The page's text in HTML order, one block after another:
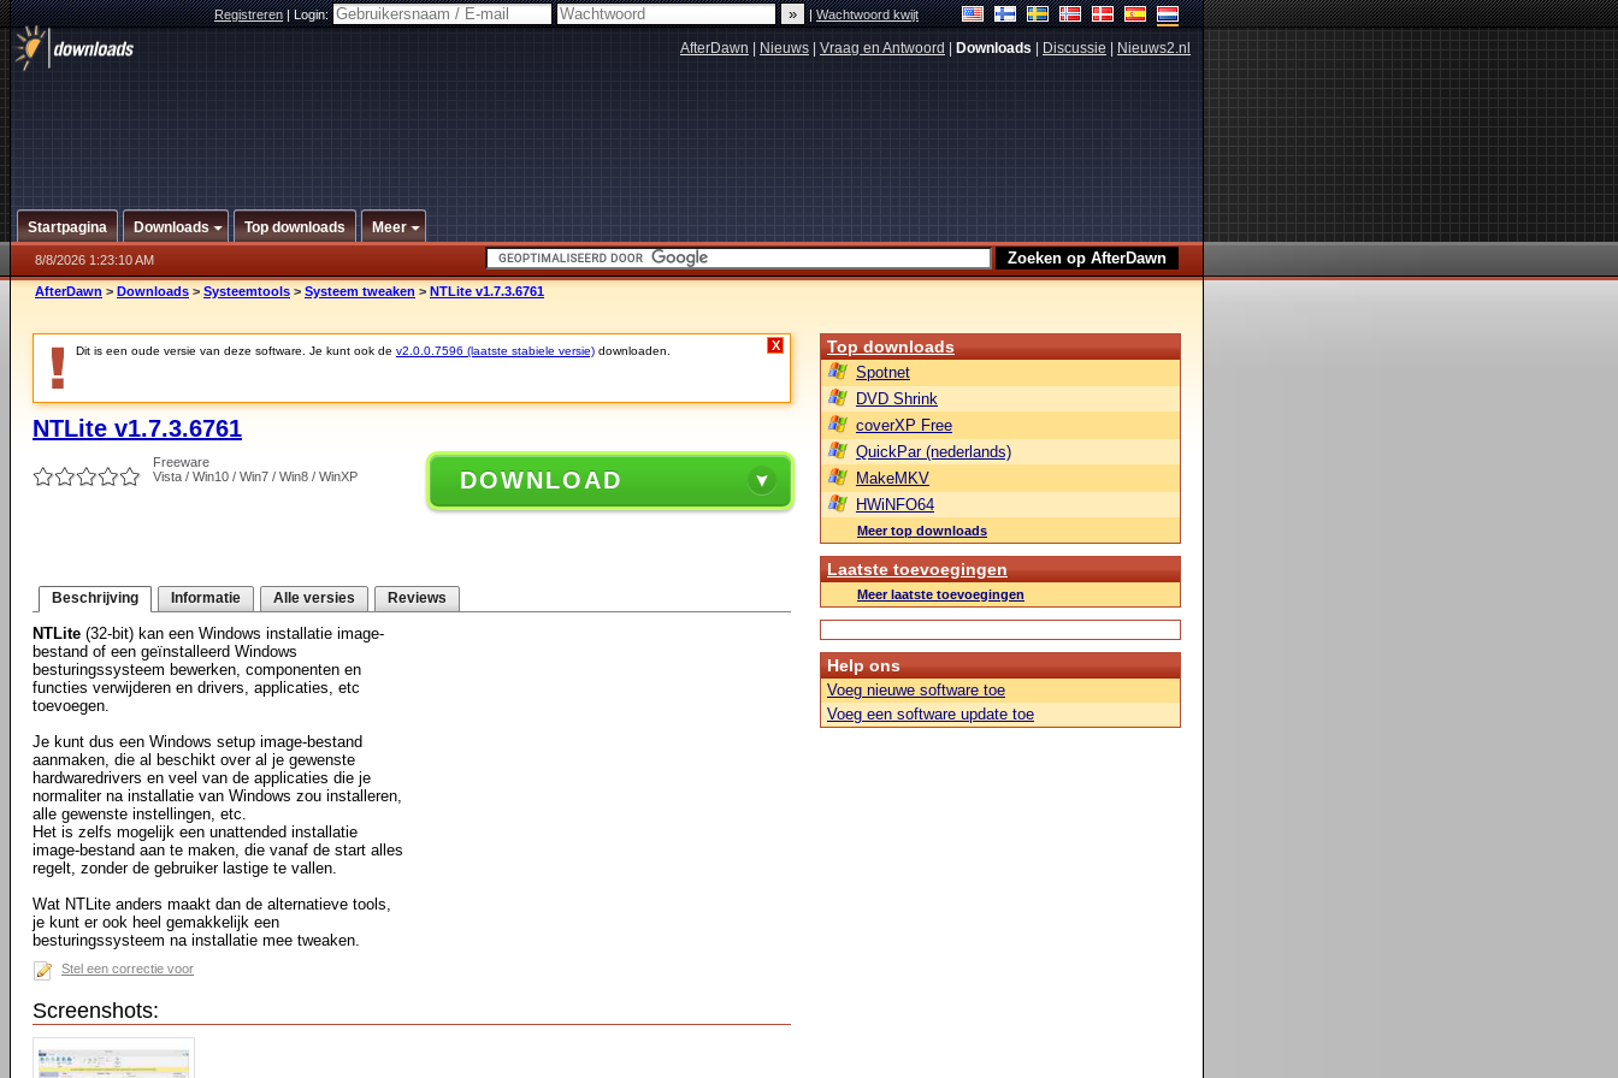
Registreren|Login: |Wachtwoord kwijt
AfterDawn Nieuws Vraag en Antwoord Downloads Discussie Nieuws2.nl
Startpagina Downloads Top downloads Meer
8/8/2026 1:23:10 AM
AfterDawn > Downloads > Systeemtools > Systeem tweaken > NTLite v1.7.3.6761
Dit is een oude versie van deze software. Je kunt ook de v2.0.0.7596 (laatste stabiele versie) downloaden. X
NTLite v1.7.3.6761
Freeware
Vista / Win10 / Win7 / Win8 / WinXP
DOWNLOAD
Beschrijving Informatie Alle versies Reviews
NTLite (32-bit) kan een Windows installatie image-
bestand of een geïnstalleerd Windows
besturingssysteem bewerken, componenten en
functies verwijderen en drivers, applicaties, etc
toevoegen.
Je kunt dus een Windows setup image-bestand
aanmaken, die al beschikt over al je gewenste
hardwaredrivers en veel van de applicaties die je
normaliter na installatie van Windows zou installeren,
alle gewenste instellingen, etc.
Het is zelfs mogelijk een unattended installatie
image-bestand aan te maken, die vanaf de start alles
regelt, zonder de gebruiker lastige te vallen.
Wat NTLite anders maakt dan de alternatieve tools,
je kunt er ook heel gemakkelijk een
besturingssysteem na installatie mee tweaken.
Stel een correctie voor
Screenshots:
Top downloads
Spotnet
DVD Shrink
coverXP Free
QuickPar (nederlands)
MakeMKV
HWiNFO64
Meer top downloads
Laatste toevoegingen
Meer laatste toevoegingen
Help ons
Voeg nieuwe software toe
Voeg een software update toe